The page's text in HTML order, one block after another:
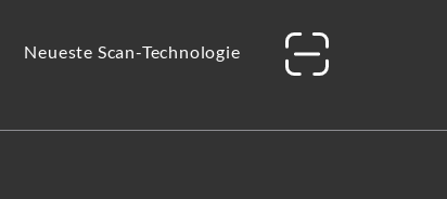
Neueste Scan-Technologie